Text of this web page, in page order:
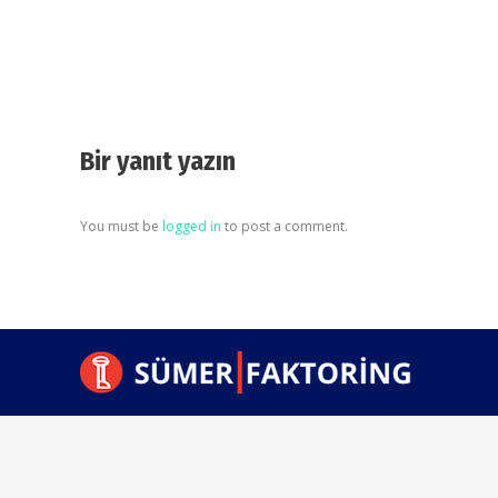
Bir yanıt yazın
You must be logged in to post a comment.